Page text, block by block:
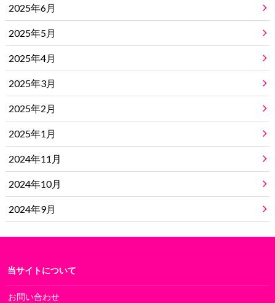
2025年6月
2025年5月
2025年4月
2025年3月
2025年2月
2025年1月
2024年11月
2024年10月
2024年9月
当サイトについて
お問い合わせ